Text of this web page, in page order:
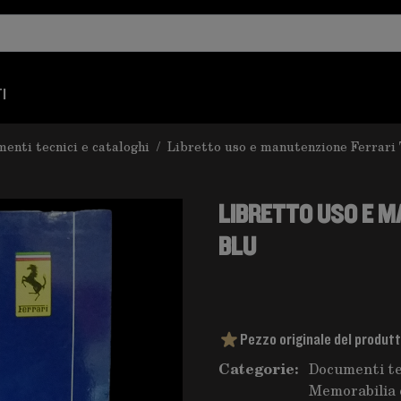
tecnici e cataloghi / Libretto uso e manutenzione Ferrari
LIBRETTO USO E
BLU
Pezzo originale del
Categorie: Documenti
Memorabilia